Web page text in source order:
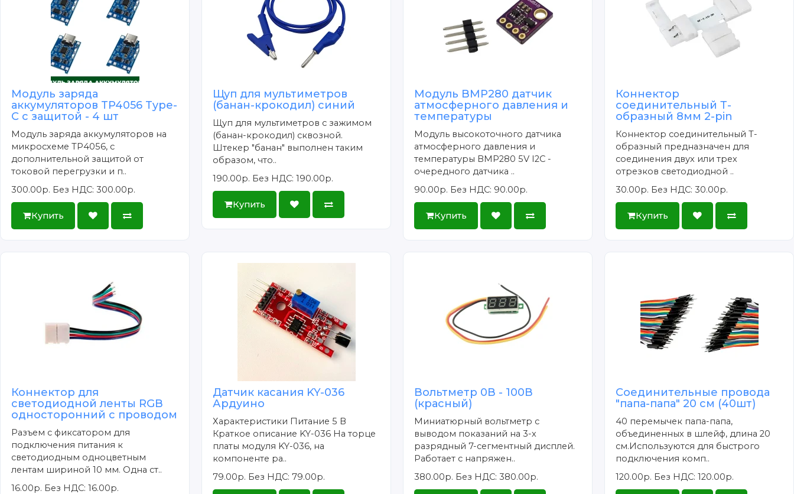
Модуль заряда
аккумуляторов TP4056 Type-
C с защитой - 4 шт
Модуль заряда аккумуляторов на
микросхеме TP4056, с
дополнительной защитой от
токовой перегрузки и п..
300.00р. Без НДС: 300.00р.
Купить
Щуп для мультиметров
(банан-крокодил) синий
Щуп для мультиметров с зажимом
(банан-крокодил) сквозной.
Штекер "банан" выполнен таким
образом, что..
190.00р. Без НДС: 190.00р.
Купить
Модуль BMP280 датчик
атмосферного давления и
температуры
Модуль высокоточного датчика
атмосферного давления и
температуры BMP280 5V I2C -
очередного датчика ..
90.00р. Без НДС: 90.00р.
Купить
Коннектор
соединительный Т-
образный 8мм 2-pin
Коннектор соединительный Т-
образный предназначен для
соединения двух или трех
отрезков светодиодной ..
30.00р. Без НДС: 30.00р.
Купить
Коннектор для
светодиодной ленты RGB
односторонний с проводом
Разъем с фиксатором для
подключения питания к
светодиодным одноцветным
лентам шириной 10 мм. Одна ст..
16.00р. Без НДС: 16.00р.
Датчик касания KY-036
Ардуино
Характеристики Питание 5 В
Краткое описание KY-036 На торце
платы модуля KY-036, на
компоненте ра..
79.00р. Без НДС: 79.00р.
Вольтметр 0В - 100В
(красный)
Миниатюрный вольтметр с
выводом показаний на 3-х
разрядный 7-сегментный дисплей.
Работает с напряжен..
380.00р. Без НДС: 380.00р.
Соединительные провода
"папа-папа" 20 см (40шт)
40 перемычек папа-папа,
объединенных в шлейф, длина 20
см.Используются для быстрого
подключения комп..
120.00р. Без НДС: 120.00р.